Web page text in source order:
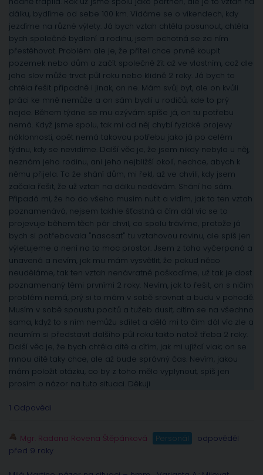
dálku, bydlíme od sebe 100 km. Vídáme se o víkendech, kdy
jezdíme na různé výlety. Já bych vztah chtěla posunout, chtěla
bych společné bydlení a rodinu, jsem ochotná se za ním
přestěhovat. Problém ale je, že přítel chce prvně koupit
pozemek nebo dům a začít společně žít až ve vlastním, což dle
jeho slov může trvat půl roku nebo klidně 2 roky. Já bych to
chtěla řešit případně i jinak, on ne. Mám svůj byt, ale on kvůli
práci ke mně nemůže a on sám bydlí u rodičů, kde to prý
nejde. Během týdne se mu ozývám spíše já, on tu potřebu
nemá. Když jsme spolu, tak mi od něj chybí fyzické projevy
náklonnosti, opět nemá takovou potřebu jako já po celém
týdnu, kdy se nevidíme. Další věc je, že jsem nikdy nebyla u něj,
neznám jeho rodinu, ani jeho nejbližší okolí, nechce, abych k
němu přijela. To že shání dům, mi řekl, až ve chvíli, kdy jsem
začala řešit, že už vztah na dálku nedávám. Shání ho sám.
Připadá mi, že ho do všeho musím nutit a vidím, jak to ten vztah
poznamenává, nejsem takhle šťastná a čím dál víc se to
projevuje během těch pár chvil, co spolu trávíme, protože já
bych si potřebovala "nasosat" tu vztahovou rovinu, ale spíš jen
výletujeme a není na to moc prostor. Jsem z toho vyčerpaná a
unavená a nevím, jak mu mám vysvětlit, že pokud něco
neuděláme, tak ten vztah nenávratně poškodíme, už tak je dost
poznamenaný těmi prvními 2 roky. Nevím, jak to řešit, on s ničím
problém nemá, prý si to mám v sobě srovnat a budu v pohodě.
Musím v sobě spoustu pocitů a tužeb dusit, cítím se na všechno
sama, když to s ním nemůžu sdílet a dělá mi to čím dál víc zle a
neumím si představit dalšího půl roku takto natož třeba 2 roky.
Další věc je, že bych chtěla dítě a cítím, jak mi ujíždí vlak; on se
mnou dítě taky chce, ale až bude správný čas. Nevím, jakou
mám položit otázku, co by z toho mělo vyplynout, spíš jen
prosím o názor na tuto situaci. Děkuji
1 Odpovědi
Mgr. Radana Rovena Štěpánková Personál
odpověděl
před 9 roky